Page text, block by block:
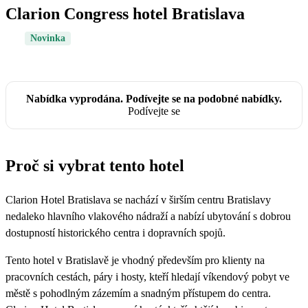
Clarion Congress hotel Bratislava
Novinka
Nabídka vyprodána. Podívejte se na podobné nabídky.
Podívejte se
Proč si vybrat tento hotel
Clarion Hotel Bratislava se nachází v širším centru Bratislavy
nedaleko hlavního vlakového nádraží a nabízí ubytování s dobrou
dostupností historického centra i dopravních spojů.
Tento hotel v Bratislavě je vhodný především pro klienty na
pracovních cestách, páry i hosty, kteří hledají víkendový pobyt ve
městě s pohodlným zázemím a snadným přístupem do centra.